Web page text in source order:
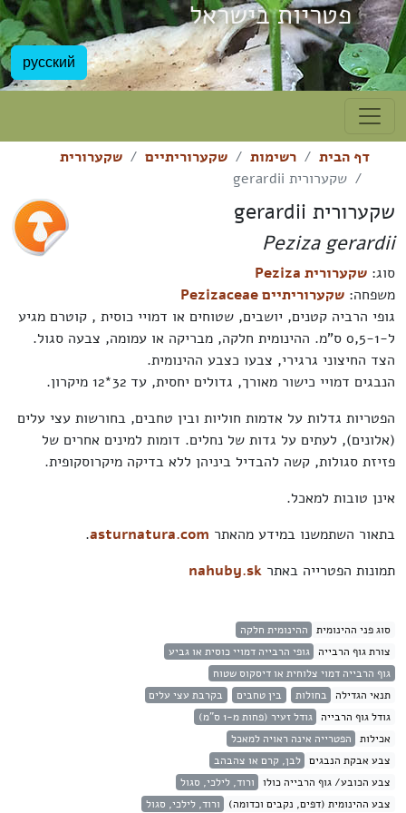
פטריות בישראל
русский
דף הבית רשימות שקערוריתיים
שקערורית
שקערורית gerardii
שקערורית gerardii
Peziza gerardii
סוג:שקערורית Peziza
משפחה:שקערוריתיים Pezizaceae
גופי הרביה קטנים, יושבים, שטוחים או דמויי כוסית , קוטרם מגיע
ל-0,5-1 ס"מ. ההינומית חלקה, מבריקה או עמומה, צבעה סגול.
הצד החיצוני גרגירי, צבעו כצבע ההינומית.
הנבגים דמויי כישור מאורך, גדולים יחסית, עד 32*12 מיקרון.
הפטריות גדלות על אדמות חוליות ובין טחבים, בחורשות עצי עלים
(אלונים), לעתים על גדות של נחלים. דומות למינים אחרים של
פזיזת סגולות, קשה להבדיל ביניהן ללא בדיקה מיקרוסקופית.
אינן טובות למאכל.
בתאור השתמשנו במידע מהאתרasturnatura.com
.
תמונות הפטרייה באתרnahuby.sk
סוג פני ההינומית ההינומית חלקה
צורת גוף הרבייה גופי הרבייה דמויי כוסית או גביע
גוף הרבייה דמוי צלוחית או דיסקוס שטוח
תנאי הגדילה בחולות בין טחבים
בקרבת עצי עלים
גודל גוף הרבייה גודל זעיר (פחות מ-1 ס"מ)
אכילות הפטרייה אינה ראויה למאכל
צבע אבקת הנבגים לבן, קרם או צהבהב
צבע הכובע/ גוף הרבייה כולו ורוד, לילכי, סגול
צבע ההינומית (דפים, נקבים וכדומה) ורוד, לילכי, סגול